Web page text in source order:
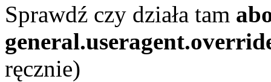
Sprawdź czy działa tam
ręcznie)